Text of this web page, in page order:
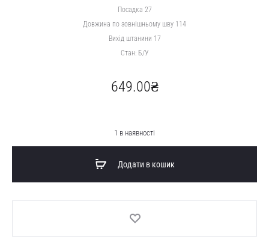
Посадка 27
Довжина по зовнішньому шву 114
Вихід штанини 17
Стан: Б/У
649.00₴
1 в наявності
Додати в кошик